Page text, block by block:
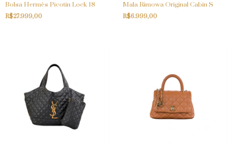
Bolsa Hermès Picotin Lock 18
R$27.999,00
Mala Rimowa Original Cabin S
R$6.999,00